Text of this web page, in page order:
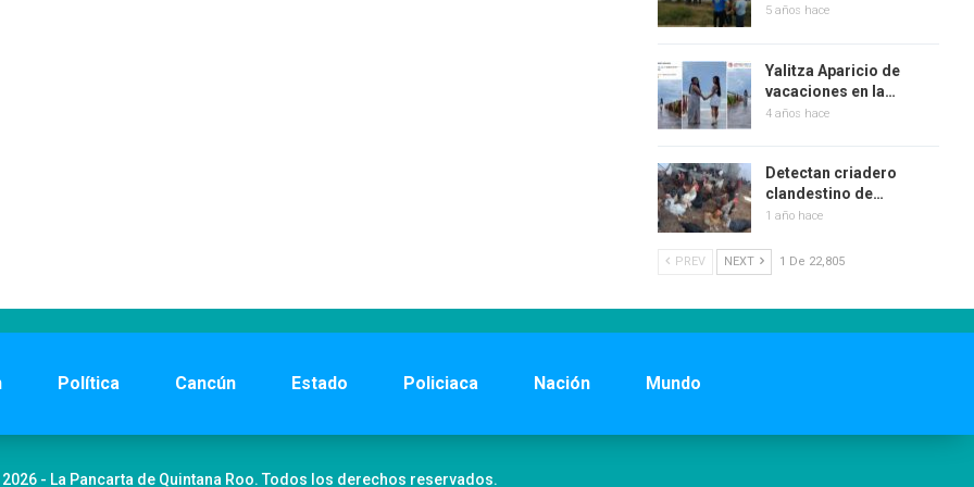
5 años hace
Yalitza Aparicio de
vacaciones en la…
4 años hace
Detectan criadero
clandestino de…
1 año hace
PREV NEXT 1 De 22,805
Política Cancún Estado Policiaca Nación Mundo
- La Pancarta de Quintana Roo. Todos los derechos reservados.